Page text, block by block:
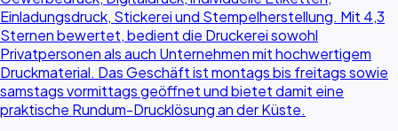
Einladungsdruck, Stickerei und Stempelherstellung. Mit 4,3
Sternen bewertet, bedient die Druckerei sowohl
Privatpersonen als auch Unternehmen mit hochwertigem
Druckmaterial. Das Geschäft ist montags bis freitags sowie
samstags vormittags geöffnet und bietet damit eine
praktische Rundum-Drucklösung an der Küste.